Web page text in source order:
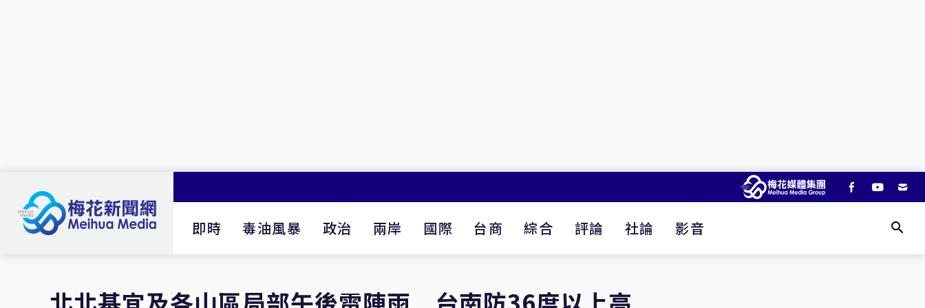
即時 毒油風暴 政治 兩岸 國際 台商 綜合 評論 社論 影音